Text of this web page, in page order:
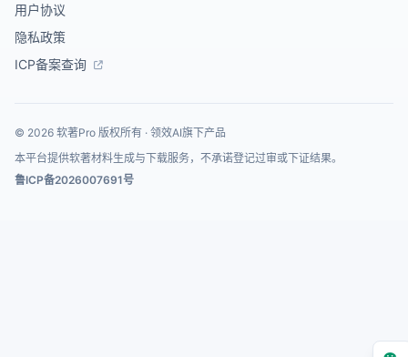
用户协议
隐私政策
ICP备案查询
© 2026 软著Pro 版权所有 · 领效AI旗下产品
本平台提供软著材料生成与下载服务，不承诺登记过审或下证结果。
鲁ICP备2026007691号